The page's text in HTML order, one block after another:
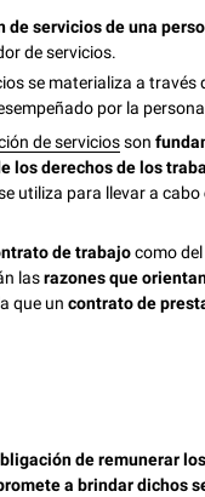
de servicios de una
de servicios.
se materializa a través
por la
de serviciosson
los derechos de los
utiliza para llevar a cabo
de trabajocomo
lasrazones que
que uncontrato de
de remunerar
a brindar dichos